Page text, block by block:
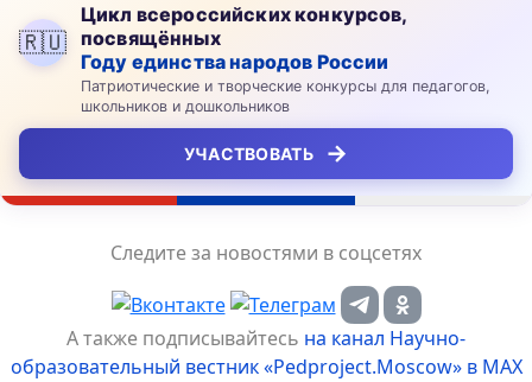
🇷🇺
Цикл всероссийских конкурсов,
посвящённых
Году единства народов России
Патриотические и творческие конкурсы для педагогов,
школьников и дошкольников
УЧАСТВОВАТЬ →
Следите за новостями в соцсетях
А также подписывайтесь на канал Научно-
образовательный вестник «Pedproject.Moscow» в MAX